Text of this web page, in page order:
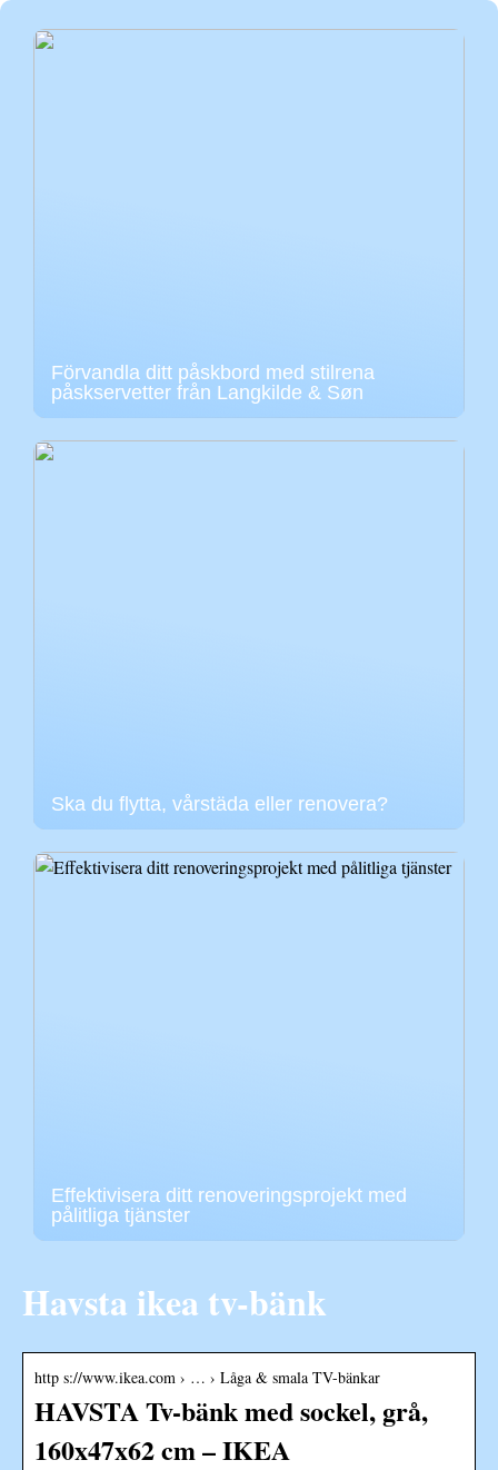
Förvandla ditt påskbord med stilrena
påskservetter från Langkilde & Søn
Ska du flytta, vårstäda eller renovera?
Effektivisera ditt renoveringsprojekt med
pålitliga tjänster
Havsta ikea tv-bänk
http s://www.ikea.com › … › Låga & smala TV-bänkar
HAVSTA Tv-bänk med sockel, grå,
160x47x62 cm – IKEA